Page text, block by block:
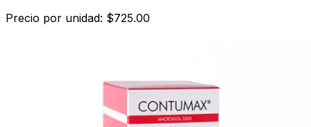
Precio por unidad: $725.00